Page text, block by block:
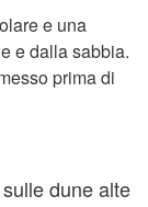
e una
e dalla sabbia.
prima di
dune alte